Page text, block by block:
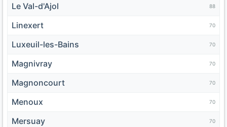
Le Val-d'Ajol 88
Linexert 70
Luxeuil-les-Bains 70
Magnivray 70
Magnoncourt 70
Menoux 70
Mersuay 70